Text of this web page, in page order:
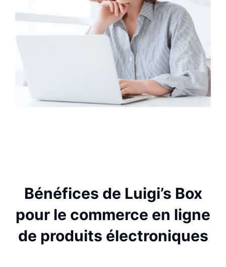
Bénéfices de Luigi’s Box
pour le commerce en ligne
de produits électroniques